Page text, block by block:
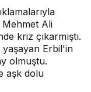
Ali
kriz çıkarmıştı.
yaşayan Erbil'in
olmuştu.
aşk dolu